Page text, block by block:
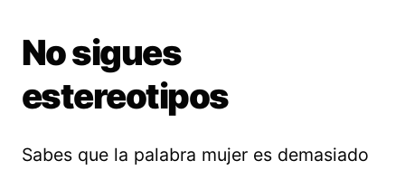
No sigues
estereotipos
Sabes que la palabra mujer es demasiado